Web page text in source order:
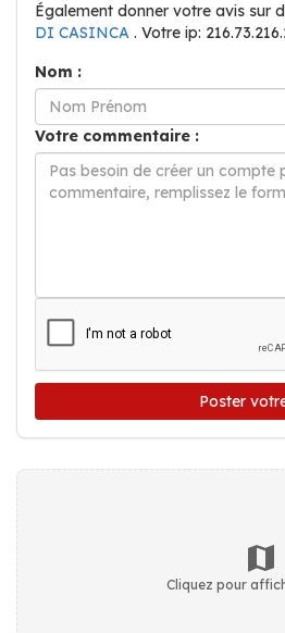
Également donner votre avis sur
DI CASINCA . Votre ip:
Nom :
Votre commentaire :
Poster
Cliquez pour